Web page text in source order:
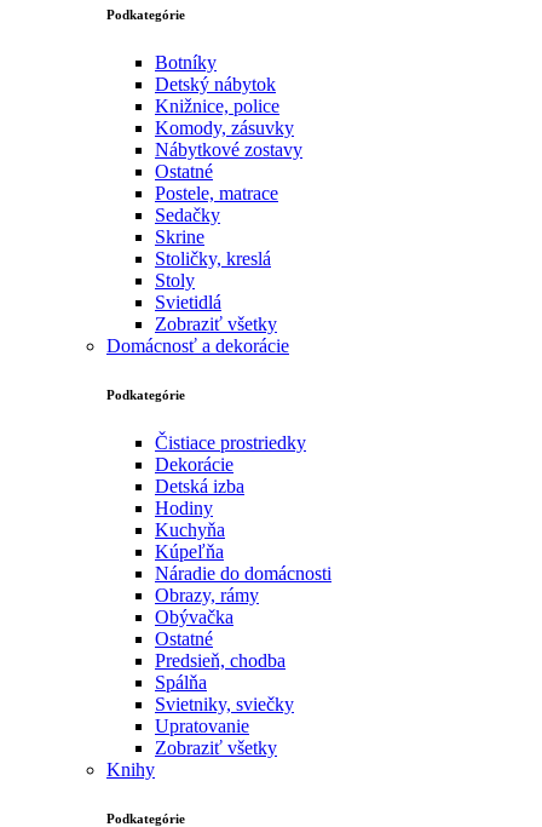
Podkategórie
Botníky
Detský nábytok
Knižnice, police
Komody, zásuvky
Nábytkové zostavy
Ostatné
Postele, matrace
Sedačky
Skrine
Stoličky, kreslá
Stoly
Svietidlá
Zobraziť všetky
Domácnosť a dekorácie
Podkategórie
Čistiace prostriedky
Dekorácie
Detská izba
Hodiny
Kuchyňa
Kúpeľňa
Náradie do domácnosti
Obrazy, rámy
Obývačka
Ostatné
Predsieň, chodba
Spálňa
Svietniky, sviečky
Upratovanie
Zobraziť všetky
Knihy
Podkategórie